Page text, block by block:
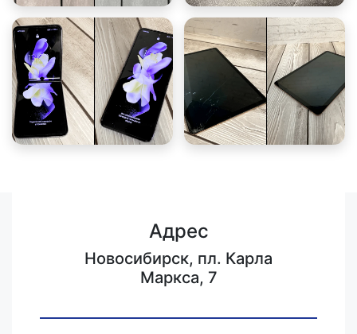
Адрес
Новосибирск, пл. Карла
Маркса, 7